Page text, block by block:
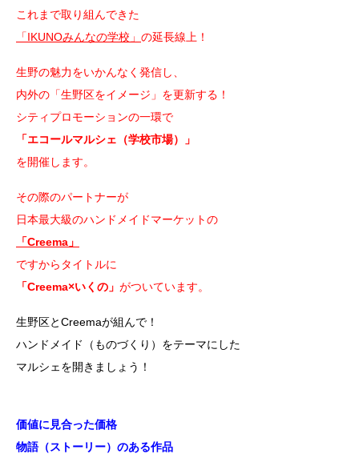
これまで取り組んできた
「IKUNOみんなの学校」 の延長線上！
生野の魅力をいかんなく発信し、
内外の「生野区をイメージ」を更新する！
シティプロモーションの一環で
「エコールマルシェ（学校市場）」
を開催します。
その際のパートナーが
日本最大級のハンドメイドマーケットの
「Creema」
ですからタイトルに
「Creema×いくの」 がついています。
生野区とCreemaが組んで！
ハンドメイド（ものづくり）をテーマにした
マルシェを開きましょう！
価値に見合った価格
物語（ストーリー）のある作品